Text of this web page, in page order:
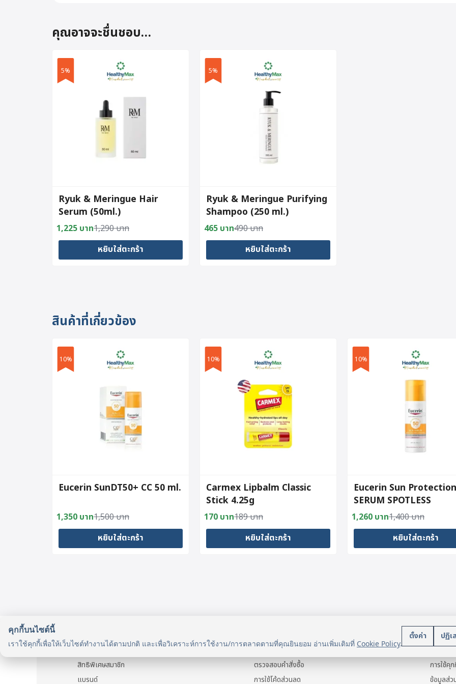
คุณอาจจะชื่นชอบ…
5%
Ryuk & Meringue Hair
Serum (50ml.)
1,290บาท
Original
price
was:
1,225 บาท
Current
price
is:
หยิบใส่ตะกร้า
5%
Ryuk & Meringue Purifying
Shampoo (250 ml.)
490บาท
Original
price
was:
465 บาท
Current
price
is:
หยิบใส่ตะกร้า
สินค้าที่เกี่ยวข้อง
10%
Eucerin SunDT50+ CC 50 ml.
1,500บาท
Original
price
was:
1,350 บาท
Current
price
is:
หยิบใส่ตะกร้า
10%
Carmex Lipbalm Classic
Stick 4.25g
189บาท
Original
price
was:
170 บาท
Current
price
is:
หยิบใส่ตะกร้า
10%
Eucerin Sun
SERUM SPOTLESS
BRIGHTENING SPF50+
PA++++ 50 ML
1,400บาท
Original
price
was:
1,260 บาท
Current
price
is:
หยิบใส่ตะกร้า
คุกกี้บนไซต์นี้
เราใช้คุกกี้เพื่อให้เว็บไซต์ทำงานได้ตามปกติ และเพื่อวิเคราะห์การใช้งาน/การตลาดตามที่คุณยินยอม อ่านเพิ่มเติมที่ Cookie Policy.
ตั้งค่า ปฏิเ
รู้จัก HealthyMax
สิทธิพิเศษสมาชิก
แบรนด์
แจ้งการชำระเงิน
ตรวจสอบคำสั่งซื้อ
การใช้โค้ดส่วนลด
นโยบ
ข้อมูลส่ว
การใช้คุ
ข้อมูลส่